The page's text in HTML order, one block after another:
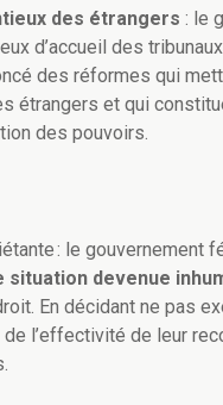
des étrangers : le
d’accueil des
des réformes qui
étrangers et qui
des pouvoirs.
: le gouvernement
situation devenue
En décidant ne pas
l’effectivité de leur